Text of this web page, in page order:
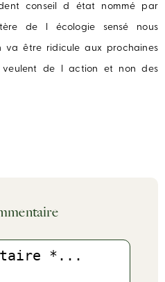
conseil d état nommé par
de l écologie sensé nous
va être ridicule aux prochaines
veulent de l action et non des